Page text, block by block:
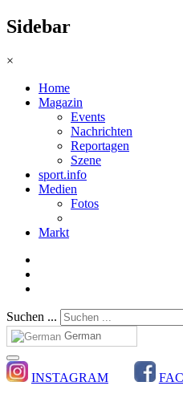
Sidebar
×
Home
Magazin
Events
Nachrichten
Reportagen
Szene
sport.info
Medien
Fotos
Markt
Suchen ...
German
INSTAGRAM